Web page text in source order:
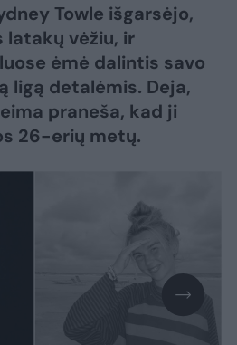
Towle išgarsėjo,
latakų vėžiu, ir
ėmė dalintis savo
ligą detalėmis. Deja,
praneša, kad ji
26-erių metų.